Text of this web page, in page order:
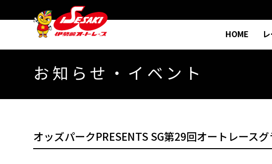
HOME
お知らせ・イベント
オッズパークPRESENTS SG第29回オートレー